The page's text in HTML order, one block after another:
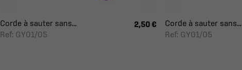
Corde à sauter sans...
Ref: GY01/05
2,50 €
Corde à sauter sans...
Ref: GY01/05